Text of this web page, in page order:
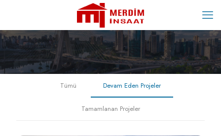
Tümü Devam Eden Projeler
Tamamlanan Projeler